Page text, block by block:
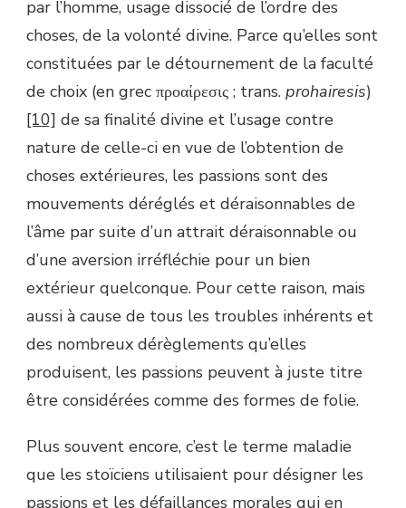
par l’homme, usage dissocié de l’ordre des
choses, de la volonté divine. Parce qu’elles sont
constituées par le détournement de la faculté
de choix (en grec προαίρεσις ; trans. prohairesis)
[10] de sa finalité divine et l’usage contre
nature de celle-ci en vue de l’obtention de
choses extérieures, les passions sont des
mouvements déréglés et déraisonnables de
l’âme par suite d’un attrait déraisonnable ou
d’une aversion irréfléchie pour un bien
extérieur quelconque. Pour cette raison, mais
aussi à cause de tous les troubles inhérents et
des nombreux dérèglements qu’elles
produisent, les passions peuvent à juste titre
être considérées comme des formes de folie.
Plus souvent encore, c’est le terme maladie
que les stoïciens utilisaient pour désigner les
passions et les défaillances morales qui en